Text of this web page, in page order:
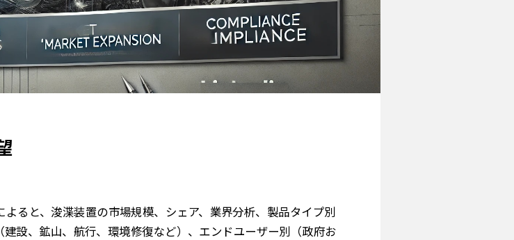
と、浚渫装置の市場規模、シェア、業界分析、製品タイプ別
建設、鉱山、航行、環境修復など）、エンドユーザー別（政府お